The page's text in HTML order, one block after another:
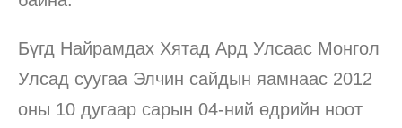
Бүгд Найрамдах Хятад Ард Улсаас Монгол
Улсад суугаа Элчин сайдын яамнаас 2012
оны 10 дугаар сарын 04-ний өдрийн ноот